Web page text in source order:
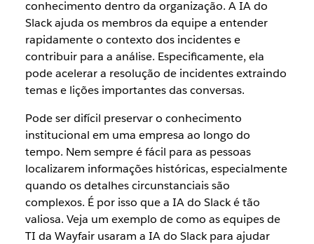
conhecimento dentro da organização. A IA do
Slack ajuda os membros da equipe a entender
rapidamente o contexto dos incidentes e
contribuir para a análise. Especificamente, ela
pode acelerar a resolução de incidentes extraindo
temas e lições importantes das conversas.
Pode ser difícil preservar o conhecimento
institucional em uma empresa ao longo do
tempo. Nem sempre é fácil para as pessoas
localizarem informações históricas, especialmente
quando os detalhes circunstanciais são
complexos. É por isso que a IA do Slack é tão
valiosa. Veja um exemplo de como as equipes de
TI da Wayfair usaram a IA do Slack para ajudar